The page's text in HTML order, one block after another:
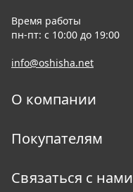
Время работы
пн-пт: с 10:00 до 19:00
info@oshisha.net
О компании
Покупателям
Связаться с нами